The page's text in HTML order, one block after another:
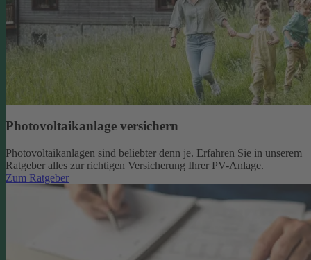
Photovoltaikanlage versichern
Photovoltaikanlagen sind beliebter denn je. Erfahren Sie in unserem
Ratgeber alles zur richtigen Versicherung Ihrer PV-Anlage.
Zum Ratgeber